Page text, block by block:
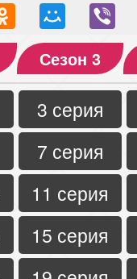
Сезон 3
3 серия
7 серия
11 серия
15 серия